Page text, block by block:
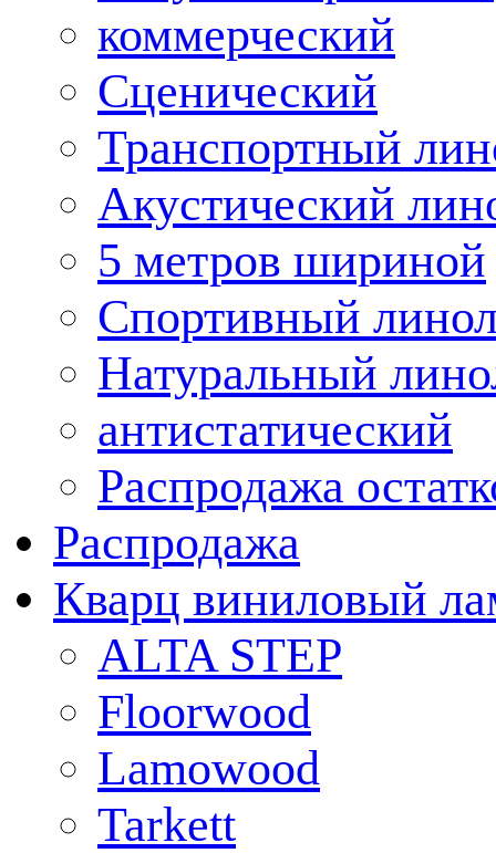
коммерческий
Сценический
Транспортный
Акустический
5 метров шириной
Спортивный
Натуральный
антистатический
Распродажа
Распродажа
Кварц виниловый
ALTA STEP
Floorwood
Lamowood
Tarkett